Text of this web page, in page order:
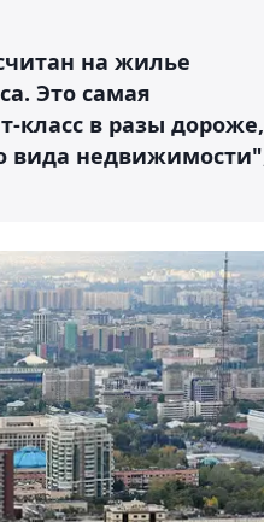
на жилье
Это самая
класс в разы дороже,
вида